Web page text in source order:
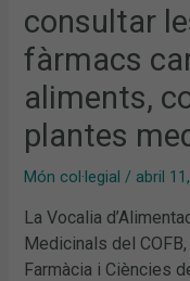
consultar
fàrmacs
aliments,
plantes
Món col·legial / abril
La Vocalia
Medicinals del COFB
Farmàcia i Ciències